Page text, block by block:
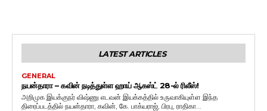
LATEST ARTICLES
GENERAL
நயன்தாரா – கவின் நடித்துள்ள ஹாய் ஆகஸ்ட் 28-ல் ரிலீஸ்!
அறிமுக இயக்குநர் விஷ்ணு எடவன் இயக்கத்தில் உருவாகியுள்ள இந்த
திரைப்படத்தில் நயன்தாரா, கவின், கே. பாக்யராஜ், பிரபு, ராதிகா...